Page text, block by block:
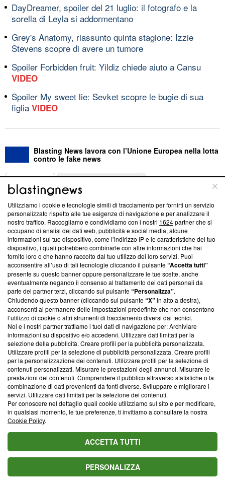
DayDreamer, spoiler del 21 luglio: il fotografo e la
sorella di Leyla si addormentano
Grey's Anatomy, riassunto quinta stagione: Izzie
Stevens scopre di avere un tumore
Spoiler Forbidden fruit: Yildiz chiede aiuto a Cansu
VIDEO
Spoiler My sweet lie: Sevket scopre le bugie di sua
figlia VIDEO
Blasting News lavora con l’Unione Europea nella lotta
contro le fake news
ABOUT
Questa sezione offre informazioni trasparenti su Blasting
News, sui nostri processi editoriali e su come ci impegniamo a
creare news di qualità. Inoltre, afferma la nostra aderenza a
‘Trust Project - News with Integrity’Blasting News non è
ancora membro del programma, ma ha richiesto di farne
parte; Trust Project non ha ancora effettuato una verifica di
conformità agli standard.
Su di noi
Team editoriale
Corporate
Redazione
Informativa Privacy
Cookie Policy
Blasting SA, IDI CHE-247.845.224, Via Carlo Frasca, 3 - 6900
Lugano (Svizzera) Tel:+39 0690258937
© 2026 Blasting News
Utilizziamo i cookie e tecnologie simili di tracciamento per fornirti un servizio
personalizzato rispetto alle tue esigenze di navigazione e per analizzare il
nostro traffico. Raccogliamo e condividiamo con i nostri 1624partner che si
occupano di analisi dei dati web, pubblicità e social media, alcune
informazioni sul tuo dispositivo, come l’indirizzo IP e le caratteristiche del tuo
dispositivo, i quali potrebbero combinarle con altre informazioni che hai
fornito loro o che hanno raccolto dal tuo utilizzo dei loro servizi. Puoi
acconsentire all’uso di tali tecnologie cliccando il pulsante“Accetta tutti”
presente su questo banner oppure personalizzare le tue scelte, anche
eventualmente negando il consenso al trattamento dei dati personali da
parte dei partner terzi, cliccando sul pulsante“Personalizza”.
Chiudendo questo banner (cliccando sul pulsante“X”in alto a destra),
acconsenti al permanere delle impostazioni predefinite che non consentono
l’utilizzo di cookie o altri strumenti di tracciamento diversi dai tecnici.
Noi e i nostri partner trattiamo i tuoi dati di navigazione per: Archiviare
informazioni su dispositivo e/o accedervi. Utilizzare dati limitati per la
selezione della pubblicità. Creare profili per la pubblicità personalizzata.
Utilizzare profili per la selezione di pubblicità personalizzata. Creare profili
per la personalizzazione dei contenuti. Utilizzare profili per la selezione di
contenuti personalizzati. Misurare le prestazioni degli annunci. Misurare le
prestazioni dei contenuti. Comprendere il pubblico attraverso statistiche o la
combinazione di dati provenienti da fonti diverse. Sviluppare e migliorare i
servizi. Utilizzare dati limitati per la selezione dei contenuti.
Per conoscere nel dettaglio quali cookie utilizziamo sul sito e per modificare,
in qualsiasi momento, le tue preferenze, ti invitiamo a consultare la nostra
Cookie Policy.
ACCETTA TUTTI
PERSONALIZZA